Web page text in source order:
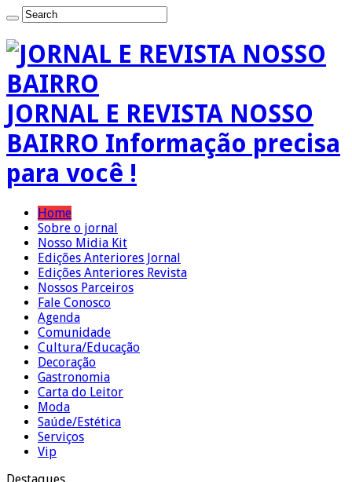
JORNAL E REVISTA NOSSO
BAIRRO Informação precisa
para você !
Home
Sobre o jornal
Nosso Midia Kit
Edições Anteriores Jornal
Edições Anteriores Revista
Nossos Parceiros
Fale Conosco
Agenda
Comunidade
Cultura/Educação
Decoração
Gastronomia
Carta do Leitor
Moda
Saúde/Estética
Serviços
Vip